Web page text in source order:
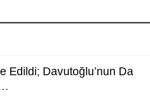
Edildi; Davutoğlu’nun Da